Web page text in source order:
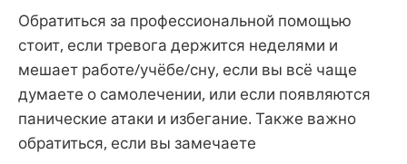
Обратиться за профессиональной помощью
стоит, если тревога держится неделями и
мешает работе/учёбе/сну, если вы всё чаще
думаете о самолечении, или если появляются
панические атаки и избегание. Также важно
обратиться, если вы замечаете